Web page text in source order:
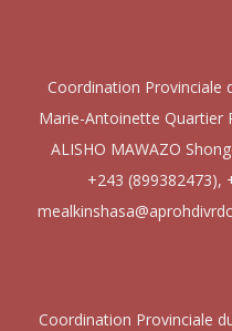
Coordination Provinciale
Marie-Antoinette Quartier
ALISHO MAWAZO
+243 (899382473),
Coordination Provinciale